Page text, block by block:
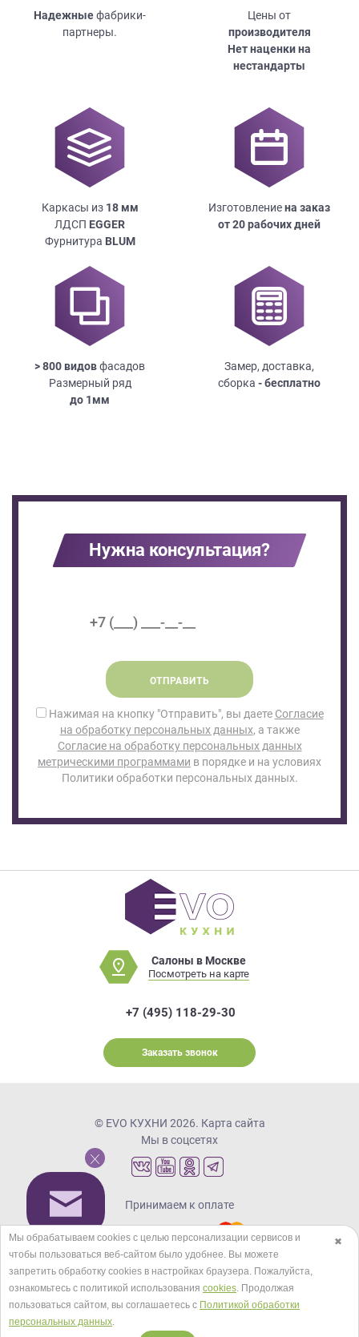
Надежныефабрики-
партнеры.
Цены от
производителя
Нет наценки на
нестандарты
Каркасы из 18мм
ЛДСП EGGER
Фурнитура BLUM
Изготовлениена заказ
от 20 рабочих дней
> 800 видовфасадов
Размерный ряд
до 1мм
Замер, доставка,
сборка - бесплатно
Нужна консультация?
ОТПРАВИТЬ
Нажимая на кнопку "Отправить", вы даете Согласие
на обработку персональных данных, а также
Согласие на обработку персональных данных
метрическими программами в порядке и на условиях
Политики обработки персональных данных.
Салоны в Москве
Посмотреть на карте
+7 (495) 118-29-30
Заказать звонок
© EVO КУХНИ 2026. Карта сайта
Мы в соцсетях
Принимаем к оплате
Кредиты и рассрочка
✖
Мы обрабатываем cookies с целью персонализации сервисов и
чтобы пользоваться веб-сайтом было удобнее. Вы можете
запретить обработку сookies в настройках браузера. Пожалуйста,
ознакомьтесь с политикой использования cookies. Продолжая
пользоваться сайтом, вы соглашаетесь с Политикой обработки
персональных данных.